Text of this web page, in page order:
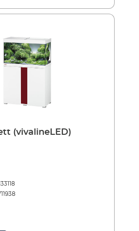
und mit Saughalter an der
Blasenzähler zur visuellen
Zugabe Rückschlagventil
Wasserrücklauf in die CO2-
Kraftvoller
(vivalineLED)